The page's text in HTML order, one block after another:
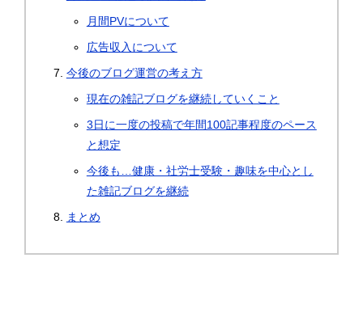
月間PVについて
広告収入について
今後のブログ運営の考え方
現在の雑記ブログを継続していくこと
3日に一度の投稿で年間100記事程度のペース
と想定
今後も…健康・社労士受験・趣味を中心とし
た雑記ブログを継続
まとめ